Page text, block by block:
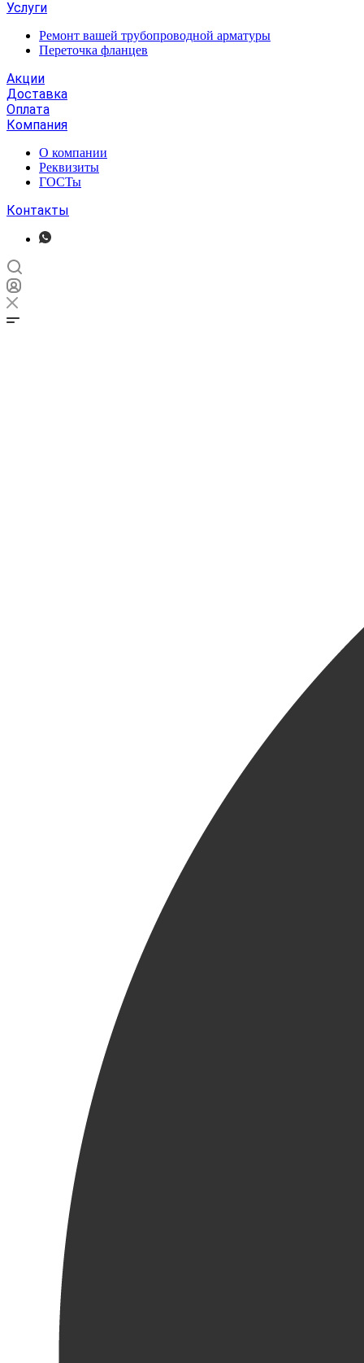
Услуги
Ремонт вашей трубопроводной арматуры
Переточка фланцев
Акции
Доставка
Оплата
Компания
О компании
Реквизиты
ГОСТы
Контакты